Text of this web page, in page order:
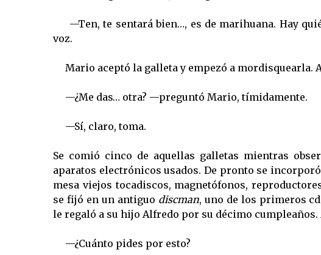
—Ten, te sentará bien…, es de marihuana. Hay
voz.
Mario aceptó la galleta y empezó a mordisquearla.
—¿Me das… otra? —preguntó Mario, tímidamente.
—Sí, claro, toma.
Se comió cinco de aquellas galletas mientras
aparatos electrónicos usados. De pronto se
mesa viejos tocadiscos, magnetófonos,
se fijó en un antiguo discman, uno de los primeros
le regaló a su hijo Alfredo por su décimo
—¿Cuánto pides por esto?